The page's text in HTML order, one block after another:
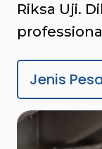
Riksa Uji.
Jenis